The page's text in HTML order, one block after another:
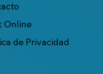
Online
de Privacidad